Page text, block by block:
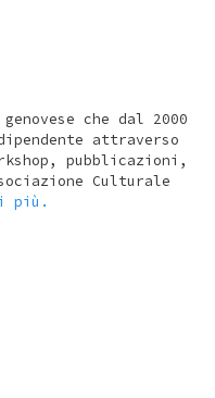
che dal 2000
attraverso
pubblicazioni,
Culturale
più.